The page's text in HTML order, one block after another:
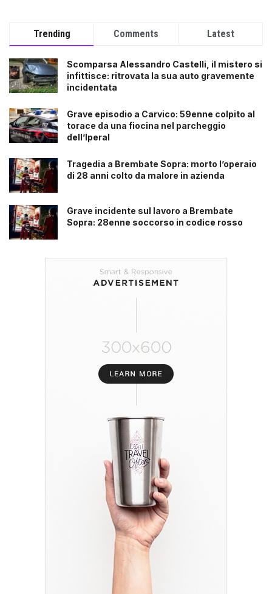
Trending Comments Latest
Scomparsa Alessandro Castelli, il mistero si
infittisce: ritrovata la sua auto gravemente
incidentata
Grave episodio a Carvico: 59enne colpito al
torace da una fiocina nel parcheggio
dell’Iperal
Tragedia a Brembate Sopra: morto l’operaio
di 28 anni colto da malore in azienda
Grave incidente sul lavoro a Brembate
Sopra: 28enne soccorso in codice rosso